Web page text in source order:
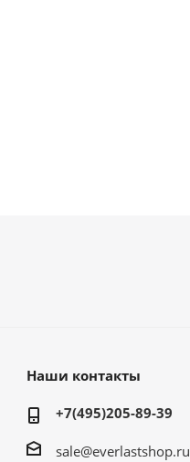
Наши контакты
+7(495)205-89-39
sale@everlastshop.ru